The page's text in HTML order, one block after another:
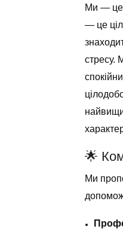
Ми — це
— це
стресу.
🌟
Ми